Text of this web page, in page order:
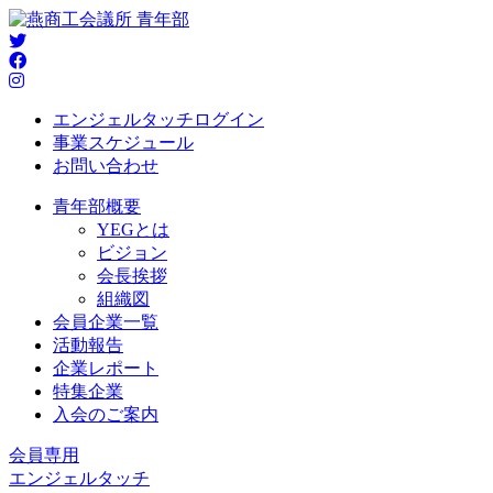
エンジェルタッチログイン
事業スケジュール
お問い合わせ
青年部概要
YEGとは
ビジョン
会長挨拶
組織図
会員企業一覧
活動報告
企業レポート
特集企業
入会のご案内
会員専用
エンジェルタッチ